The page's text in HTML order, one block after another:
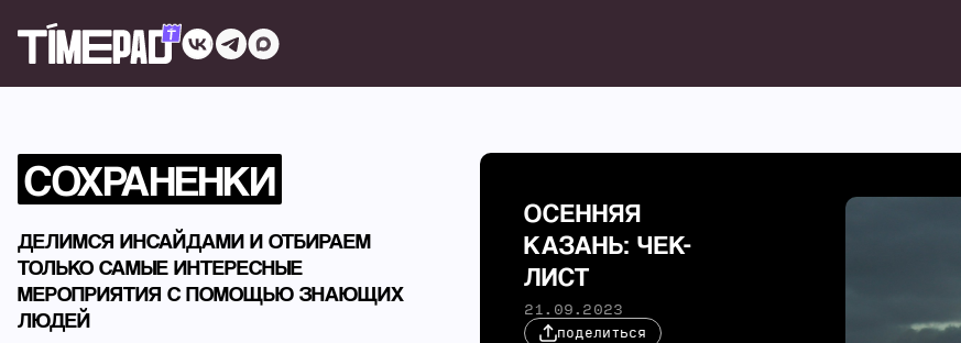
СОХРАНЕНКИ
ДЕЛИМСЯ ИНСАЙДАМИ И ОТБИРАЕМ
ТОЛЬКО САМЫЕ ИНТЕРЕСНЫЕ
МЕРОПРИЯТИЯ С ПОМОЩЬЮ ЗНАЮЩИХ
ЛЮДЕЙ
ОСЕННЯЯ
КАЗАНЬ: ЧЕК-
ЛИСТ
21.09.2023
поделиться